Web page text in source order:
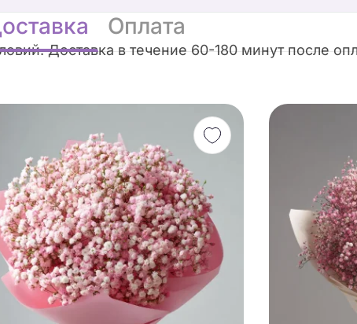
Оплата
Доставка в течение 60-180 минут после